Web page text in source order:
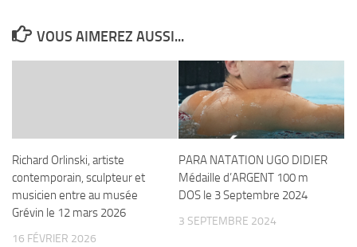
VOUS AIMEREZ AUSSI...
Richard Orlinski, artiste
contemporain, sculpteur et
musicien entre au musée
Grévin le 12 mars 2026
16 FÉVRIER 2026
PARA NATATION UGO DIDIER
Médaille d’ARGENT 100 m
DOS le 3 Septembre 2024
3 SEPTEMBRE 2024